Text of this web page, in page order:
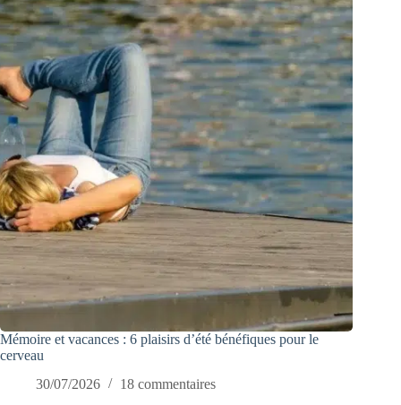
Mémoire et vacances : 6 plaisirs d’été bénéfiques pour le
cerveau
30/07/2026
18 commentaires